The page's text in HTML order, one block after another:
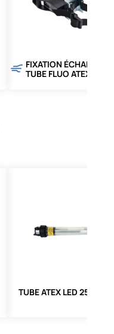
FIXATION
TUBE FLUO ATEX
TUBE ATEX LED 25W